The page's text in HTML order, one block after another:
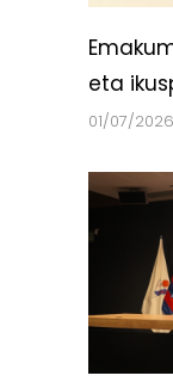
eta
01/07/2026